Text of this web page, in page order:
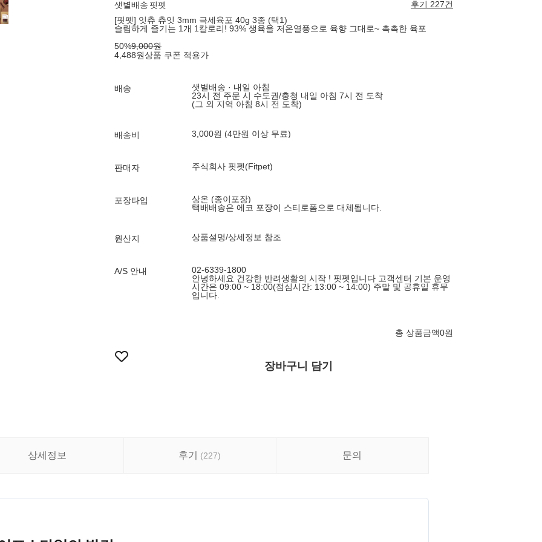
샛별배송 핏펫
후기 227건
[핏펫] 잇츄 츄잇 3mm 극세육포 40g 3종 (택1)
슬림하게 즐기는 1개 1칼로리! 93% 생육을 저온열풍으로 육향 그대로~ 촉촉한 육포
50%9,000원
4,488원상품 쿠폰 적용가
배송
샛별배송 · 내일 아침
23시 전 주문 시 수도권/충청 내일 아침 7시 전 도착
(그 외 지역 아침 8시 전 도착)
배송비 3,000원 (4만원 이상 무료)
판매자 주식회사 핏펫(Fitpet)
포장타입
상온 (종이포장)
택배배송은 에코 포장이 스티로폼으로 대체됩니다.
원산지 상품설명/상세정보 참조
A/S 안내
02-6339-1800
안녕하세요 건강한 반려생활의 시작 ! 핏펫입니다 고객센터 기본 운영
시간은 09:00 ~ 18:00(점심시간: 13:00 ~ 14:00) 주말 및 공휴일 휴무
입니다.
총 상품금액0원
장바구니 담기
상세정보 후기 (227) 문의